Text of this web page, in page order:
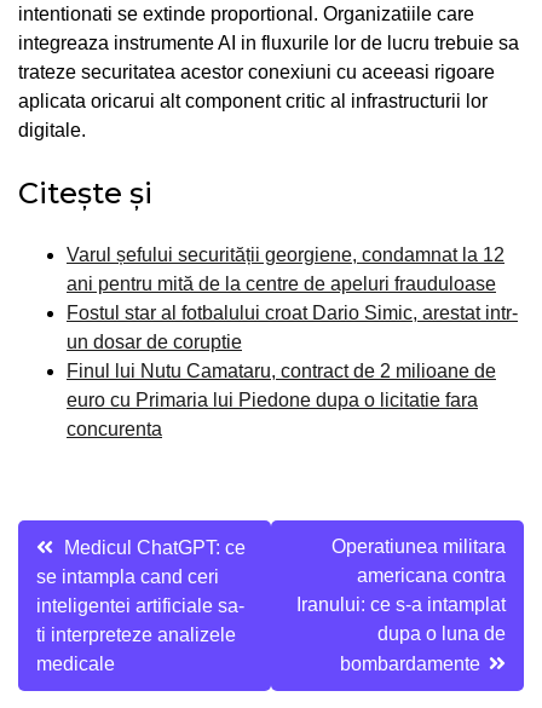
intentionati se extinde proportional. Organizatiile care
integreaza instrumente AI in fluxurile lor de lucru trebuie sa
trateze securitatea acestor conexiuni cu aceeasi rigoare
aplicata oricarui alt component critic al infrastructurii lor
digitale.
Citește și
Varul șefului securității georgiene, condamnat la 12
ani pentru mită de la centre de apeluri frauduloase
Fostul star al fotbalului croat Dario Simic, arestat intr-
un dosar de coruptie
Finul lui Nutu Camataru, contract de 2 milioane de
euro cu Primaria lui Piedone dupa o licitatie fara
concurenta
Navigare
în
articole
Medicul ChatGPT: ce
se intampla cand ceri
inteligentei artificiale sa-
ti interpreteze analizele
medicale
Operatiunea militara
americana contra
Iranului: ce s-a intamplat
dupa o luna de
bombardamente